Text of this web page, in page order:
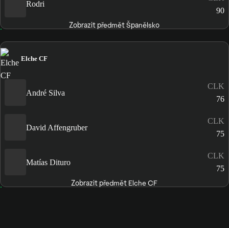
Rodri
90
Zobrazit předmět Španělsko
Elche CF
André Silva
CLK
76
David Affengruber
CLK
75
Matías Dituro
CLK
75
Zobrazit předmět Elche CF